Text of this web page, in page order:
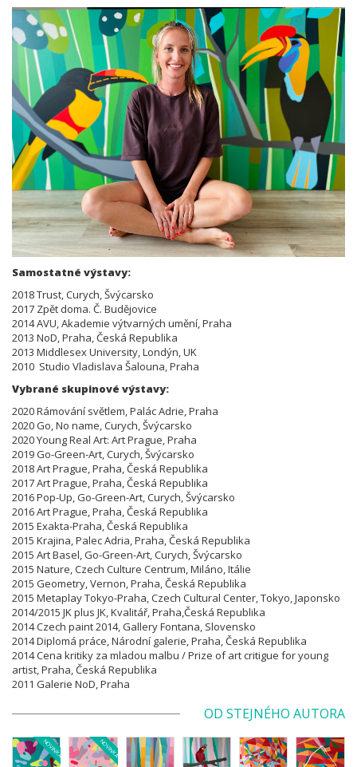
Samostatné výstavy:
2018 Trust, Curych, Švýcarsko
2017 Zpět doma. Č. Budějovice
2014 AVU, Akademie výtvarných umění, Praha
2013 NoD, Praha, Česká Republika
2013 Middlesex University, Londýn, UK
2010 Studio Vladislava Šalouna, Praha
Vybrané skupinové výstavy:
2020 Rámování světlem, Palác Adrie, Praha
2020 Go, No name, Curych, Švýcarsko
2020 Young Real Art: Art Prague, Praha
2019 Go-Green-Art, Curych, Švýcarsko
2018 Art Prague, Praha, Česká Republika
2017 Art Prague, Praha, Česká Republika
2016 Pop-Up, Go-Green-Art, Curych, Švýcarsko
2016 Art Prague, Praha, Česká Republika
2015 Exakta-Praha, Česká Republika
2015 Krajina, Palec Adria, Praha, Česká Republika
2015 Art Basel, Go-Green-Art, Curych, Švýcarsko
2015 Nature, Czech Culture Centrum, Miláno, Itálie
2015 Geometry, Vernon, Praha, Česká Republika
2015 Metaplay Tokyo-Praha, Czech Cultural Center, Tokyo, Japonsko
2014/2015 JK plus JK, Kvalitář, Praha,Česká Republika
2014 Czech paint 2014, Gallery Fontana, Slovensko
2014 Diplomá práce, Národní galerie, Praha, Česká Republika
2014 Cena kritiky za mladou malbu / Prize of art critigue for young
artist, Praha, Česká Republika
2011 Galerie NoD, Praha
OD STEJNÉHO AUTORA
NOVINKA NOVINKA